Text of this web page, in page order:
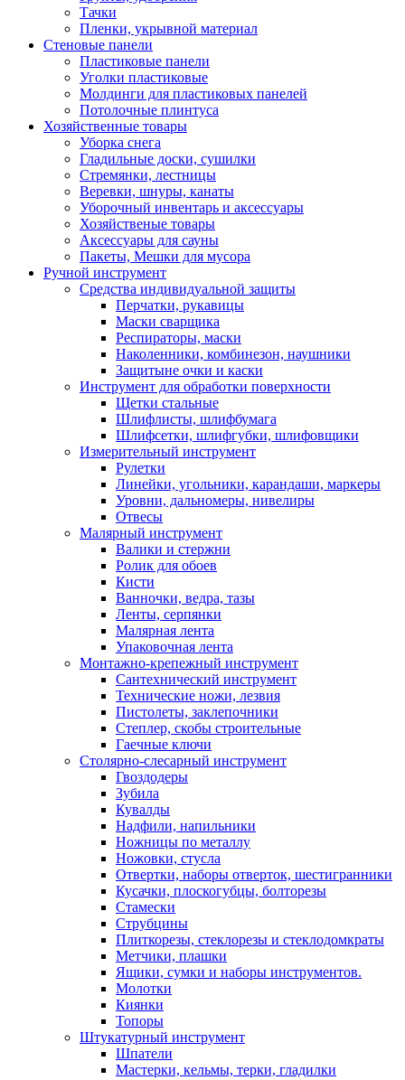
Тачки
Пленки, укрывной материал
Стеновые панели
Пластиковые панели
Уголки пластиковые
Молдинги для пластиковых панелей
Потолочные плинтуса
Хозяйственные товары
Уборка снега
Гладильные доски, сушилки
Стремянки, лестницы
Веревки, шнуры, канаты
Уборочный инвентарь и аксессуары
Хозяйственые товары
Аксессуары для сауны
Пакеты, Мешки для мусора
Ручной инструмент
Средства индивидуальной защиты
Перчатки, рукавицы
Маски сварщика
Респираторы, маски
Наколенники, комбинезон, наушники
Защитыне очки и каски
Инструмент для обработки поверхности
Щетки стальные
Шлифлисты, шлифбумага
Шлифсетки, шлифгубки, шлифовщики
Измерительный инструмент
Рулетки
Линейки, угольники, карандаши, маркеры
Уровни, дальномеры, нивелиры
Отвесы
Малярный инструмент
Валики и стержни
Ролик для обоев
Кисти
Ванночки, ведра, тазы
Ленты, серпянки
Малярная лента
Упаковочная лента
Монтажно-крепежный инструмент
Сантехнический инструмент
Технические ножи, лезвия
Пистолеты, заклепочники
Степлер, скобы строительные
Гаечные ключи
Столярно-слесарный инструмент
Гвоздодеры
Зубила
Кувалды
Надфили, напильники
Ножницы по металлу
Ножовки, стусла
Отвертки, наборы отверток, шестигранники
Кусачки, плоскогубцы, болторезы
Стамески
Струбцины
Плиткорезы, стеклорезы и стеклодомкраты
Метчики, плашки
Ящики, сумки и наборы инструментов.
Молотки
Киянки
Топоры
Штукатурный инструмент
Шпатели
Мастерки, кельмы, терки, гладилки